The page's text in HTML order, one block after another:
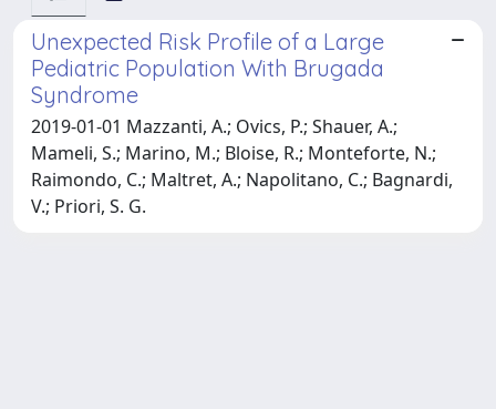
Unexpected Risk Profile of a Large
Pediatric Population With Brugada
Syndrome
2019-01-01 Mazzanti, A.; Ovics, P.; Shauer, A.;
Mameli, S.; Marino, M.; Bloise, R.; Monteforte, N.;
Raimondo, C.; Maltret, A.; Napolitano, C.; Bagnardi,
V.; Priori, S. G.